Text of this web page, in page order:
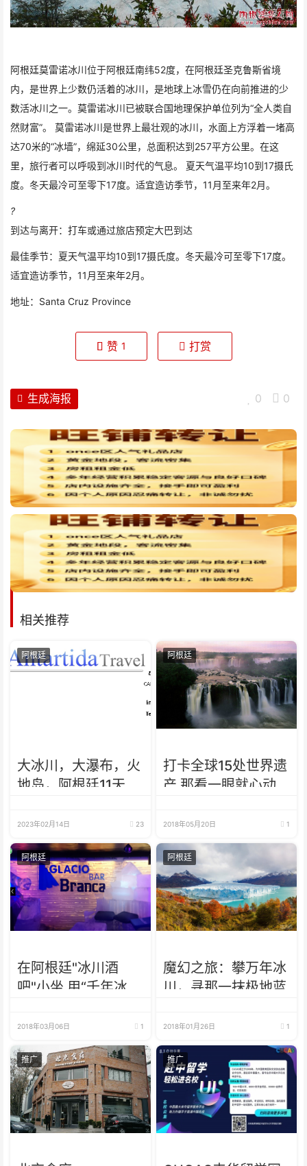
阿根廷莫雷诺冰川位于阿根廷南纬52度，在阿根廷圣克鲁斯省境
内，是世界上少数仍活着的冰川，是地球上冰雪仍在向前推进的少
数活冰川之一。莫雷诺冰川已被联合国地理保护单位列为“全人类自
然财富”。 莫雷诺冰川是世界上最壮观的冰川，水面上方浮着一堵高
达70米的“冰墙”，绵延30公里，总面积达到257平方公里。在这
里，旅行者可以呼吸到冰川时代的气息。 夏天气温平均10到17摄氏
度。冬天最冷可至零下17度。适宜造访季节，11月至来年2月。
?
到达与离开：打车或通过旅店预定大巴到达
最佳季节：夏天气温平均10到17摄氏度。冬天最冷可至零下17度。
适宜造访季节，11月至来年2月。
地址：Santa Cruz Province
赞 1 打赏
0 0
生成海报
相关推荐
阿根廷
大冰川，大瀑布，火
地岛，阿根廷11天经
2023年02月14日 23
阿根廷
打卡全球15处世界遗
产 那看一眼就心动
2018年05月20日 1
阿根廷
在阿根廷"冰川酒
吧"小坐 用“千年冰川
2018年03月06日 1
阿根廷
魔幻之旅：攀万年冰
川，寻那一抹极地蓝
2018年01月26日 1
推广 推广